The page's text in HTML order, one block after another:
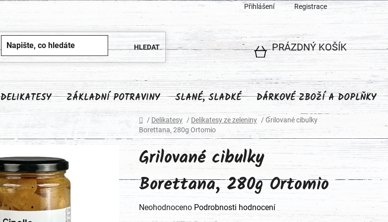
Přihlášení Registrace
NÁKUPNÍ
KOŠÍK
PRÁZDNÝ KOŠÍK
DELIKATESY ZÁKLADNÍ POTRAVINY SLANÉ, SLADKÉ DÁRKOVÉ ZBOŽÍ A DOPLŇKY
Domů
/ Delikatesy / Delikatesy ze zeleniny / Grilované cibulky
Borettana, 280g Ortomio
Grilované cibulky
Borettana, 280g Ortomio
Průměrné
hodnocení
Neohodnoceno Podrobnosti hodnocení